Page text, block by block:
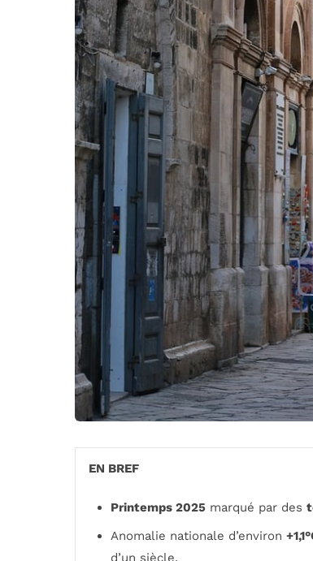
EN BREF
Printemps 2025 marqué par des
Anomalie nationale d’environ
d’un siècle.